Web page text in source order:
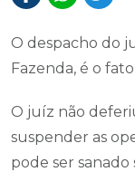
O despacho do
Fazenda, é o
O juíz não
suspender as
pode ser sanado